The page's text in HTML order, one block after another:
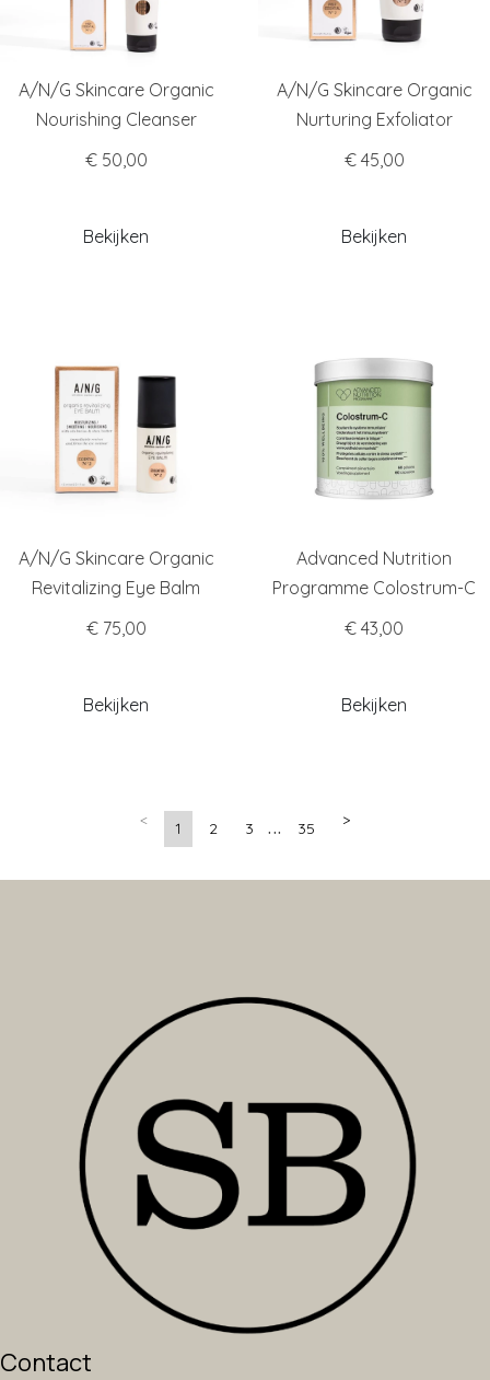
A/N/G Skincare Organic
Nourishing Cleanser
€ 50,00
Bekijken
A/N/G Skincare Organic
Nurturing Exfoliator
€ 45,00
Bekijken
A/N/G Skincare Organic
Revitalizing Eye Balm
€ 75,00
Bekijken
Advanced Nutrition
Programme Colostrum-C
€ 43,00
Bekijken
< 1 2 3 35 >
Contact